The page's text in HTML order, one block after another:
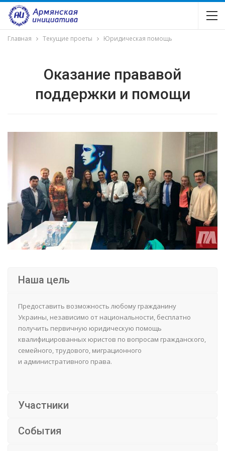
Главная Текущие проеты Юридическая помощь
Оказание прававой
поддержки и помощи
Наша цель
Предоставить возможность любому гражданину
Украины, независимо от национальности, бесплатно
получить первичную юридическую помощь
квалифицированных юристов по вопросам гражданского,
семейного, трудового, миграционного
и административного права.
Участники
События